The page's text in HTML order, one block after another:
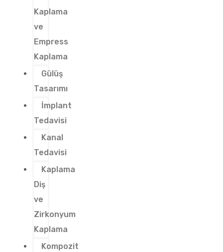
Kaplama
ve
Empress
Kaplama
Gülüş
Tasarımı
İmplant
Tedavisi
Kanal
Tedavisi
Kaplama
Diş
ve
Zirkonyum
Kaplama
Kompozit